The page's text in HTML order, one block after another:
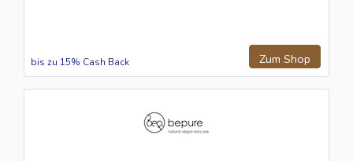
Zum Shop
bis zu 15% Cash Back